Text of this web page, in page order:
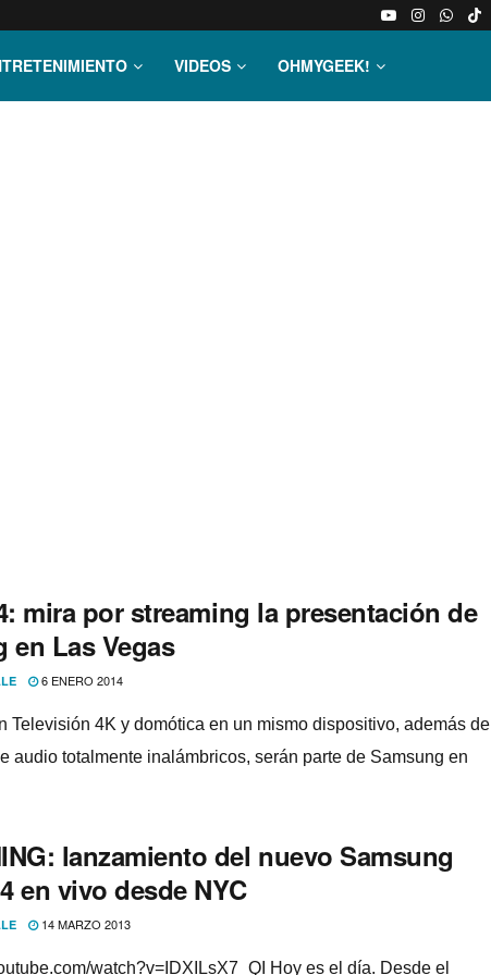
VIDEOS OHMYGEEK!
mira por streaming la presentación de
en Las Vegas
6 ENERO 2014
Televisión 4K y domótica en un mismo dispositivo, además de
audio totalmente inalámbricos, serán parte de Samsung en
lanzamiento del nuevo Samsung
en vivo desde NYC
14 MARZO 2013
watch?v=IDXILsX7_QI Hoy es el dí­a. Desde el